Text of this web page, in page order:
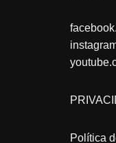
Política